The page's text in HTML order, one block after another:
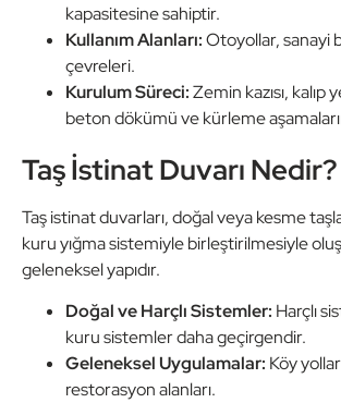
kapasitesine sahiptir.
Kullanım Alanları:Otoyollar, sanayi
çevreleri.
Kurulum Süreci:Zemin kazısı, kalıp
beton dökümü ve kürleme
Taş İstinat Duvarı Nedir?
Taş istinat duvarları, doğal veya kesme
kuru yığma sistemiyle birleştirilmesiyle
geleneksel yapıdır.
Doğal ve Harçlı Sistemler: Harçlı
kuru sistemler daha geçirgendir.
Geleneksel Uygulamalar: Köy
restorasyon alanları.